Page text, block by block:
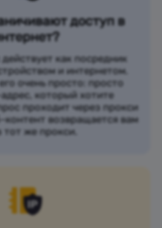
доступ в
как посредник
и интернетом.
очень просто: просто
который хотите
проходит через прокси
контент возвращается вам
тот же прокси.